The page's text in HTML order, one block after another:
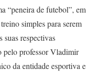
“peneira de futebol”, em
simples para serem
suas respectivas
pelo professor Vladimir
da entidade esportiva e